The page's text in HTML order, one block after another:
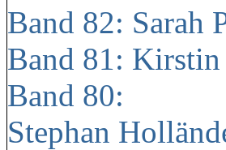
Band 82: Sarah
Band 81: Kirstin
Band 80:
Stephan